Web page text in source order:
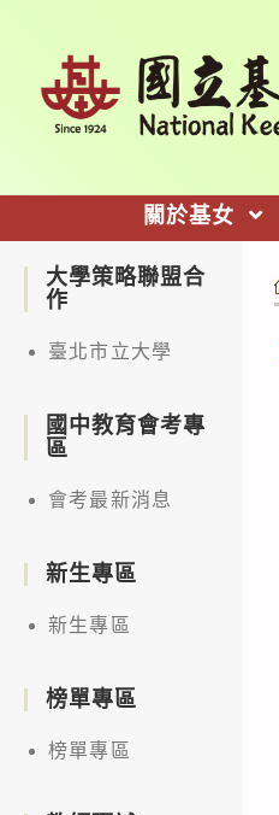
關於基女
大學策略聯盟合
作
臺北市立大學
國中教育會考專
區
會考最新消息
新生專區
新生專區
榜單專區
榜單專區